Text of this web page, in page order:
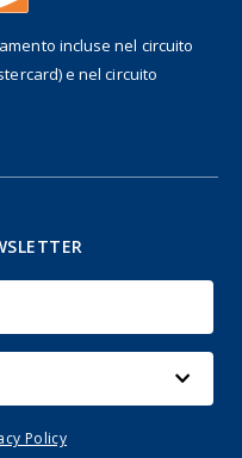
incluse nel circuito
e nel circuito
Policy